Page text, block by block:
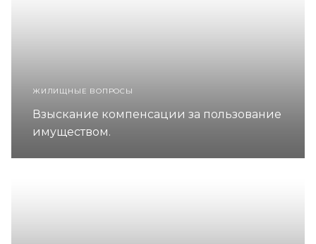
ЖИЛИЩНЫЕ ВОПРОСЫ
Взыскание компенсации за пользование
имуществом.